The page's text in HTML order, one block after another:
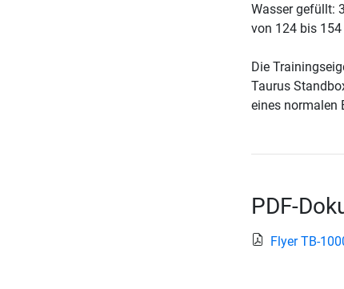
Wasser gefüllt:
von 124 bis
Die
Taurus
eines normalen
PDF-
Flyer TB-